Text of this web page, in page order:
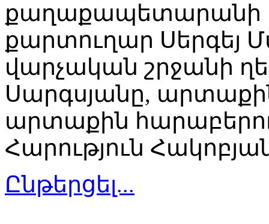
քարտուղար Սերգեյ
վարչական շրջանի
Սարգսյանը,
արտաքին
Հարություն
Ընթերցել...